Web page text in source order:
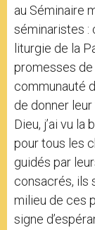
au Séminaire
séminaristes :
liturgie de la
promesses
communauté
de donner
Dieu, j’ai vu la
pour tous les
guidés par
consacrés, ils
milieu de ces
signe